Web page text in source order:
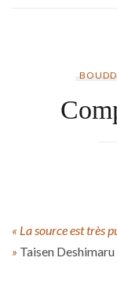
« La source est très
» Taisen Deshimaru